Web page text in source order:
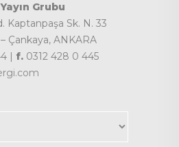
Grubu
Kaptanpaşa Sk. N. 33
Çankaya, ANKARA
| f. 0312 428 0 445